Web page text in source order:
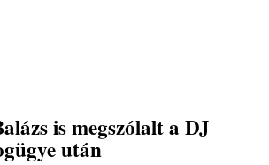
is megszólalt a DJ
után